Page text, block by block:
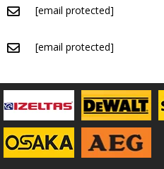
[email protected]
[email protected]